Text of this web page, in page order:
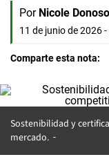
Por Nicole Donoso
11 de junio de 2026 -
Comparte esta nota:
Sostenibilidad y
mercado.